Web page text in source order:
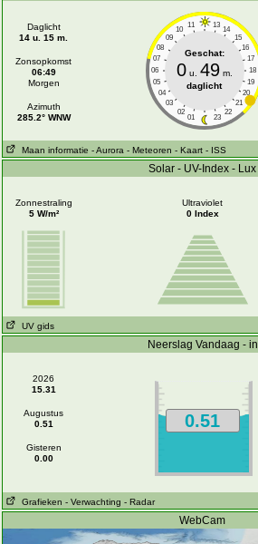
Daglicht
14 u. 15 m.
Zonsopkomst
06:49
Morgen
Azimuth
285.2° WNW
11 13
10
14
09
15
08
16
07
17
06
18
05
19
04
20
03
21
02
22
01 23
Geschat:
0u. 49m.
daglicht
Maan informatie - Aurora - Meteoren - Kaart - ISS
Solar - UV-Index - Lux
Zonnestraling
5 W/m²
Ultraviolet
0 Index
UV gids
Neerslag Vandaag - in
2026
15.31
Augustus
0.51
Gisteren
0.00
0.51
Grafieken - Verwachting - Radar
WebCam